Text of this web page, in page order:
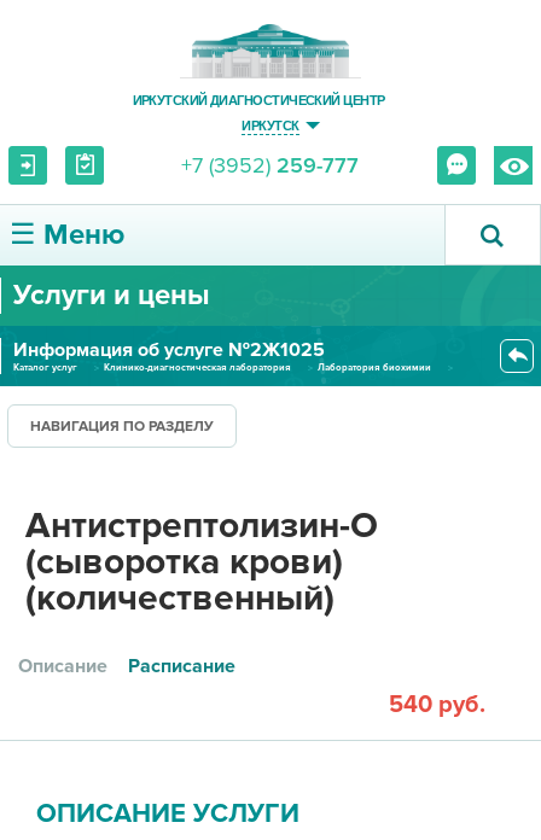
ИРКУТСКИЙ ДИАГНОСТИЧЕСКИЙ ЦЕНТР
ИРКУТСК
+7 (3952) 259-777
☰ Меню
О ЦЕНТРЕ
УСЛУГИ И ЦЕНЫ
ПАЦИЕНТУ
ПРАВОВАЯ ИНФОРМАЦИЯ
Услуги и цены
Информация об услуге №2Ж1025
Каталог услуг Клинико-диагностическая лаборатория
Лаборатория биохимии
НАВИГАЦИЯ ПО РАЗДЕЛУ
Антистрептолизин-О
(сыворотка крови)
(количественный)
Описание Расписание
540 руб.
ОПИСАНИЕ УСЛУГИ